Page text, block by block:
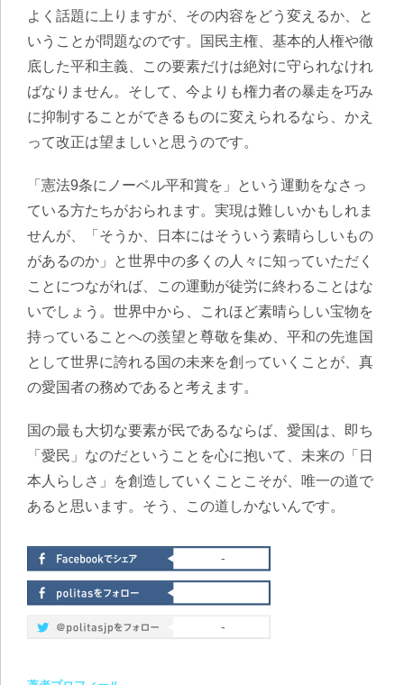
よく話題に上りますが、その内容をどう変えるか、と
いうことが問題なのです。国民主権、基本的人権や徹
底した平和主義、この要素だけは絶対に守られなけれ
ばなりません。そして、今よりも権力者の暴走を巧み
に抑制することができるものに変えられるなら、かえ
って改正は望ましいと思うのです。
「憲法9条にノーベル平和賞を」という運動をなさっ
ている方たちがおられます。実現は難しいかもしれま
せんが、「そうか、日本にはそういう素晴らしいもの
があるのか」と世界中の多くの人々に知っていただく
ことにつながれば、この運動が徒労に終わることはな
いでしょう。世界中から、これほど素晴らしい宝物を
持っていることへの羨望と尊敬を集め、平和の先進国
として世界に誇れる国の未来を創っていくことが、真
の愛国者の務めであると考えます。
国の最も大切な要素が民であるならば、愛国は、即ち
「愛民」なのだということを心に抱いて、未来の「日
本人らしさ」を創造していくことこそが、唯一の道で
あると思います。そう、この道しかないんです。
-
-